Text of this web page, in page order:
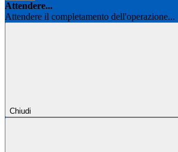
Attendere...
Attendere il completamento dell'operazione...
Chiudi